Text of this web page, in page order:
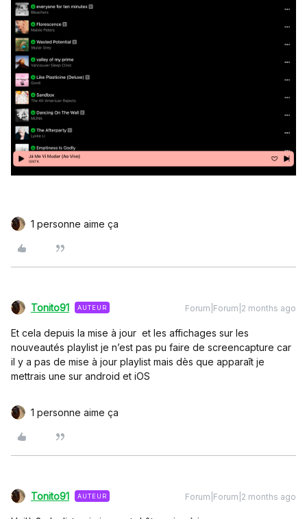
1 personne aime ça
Tonito91 AUTEUR Forum|Forum|2 months ago
Et cela depuis la mise à jour et les affichages sur les
nouveautés playlist je n’est pas pu faire de screencapture car
il y a pas de mise à jour playlist mais dès que apparaît je
mettrais une sur android et iOS
1 personne aime ça
Tonito91 AUTEUR Forum|Forum|2 months ago